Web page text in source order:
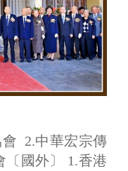
會 2.中華宏宗傳
〔國外〕 1.香港